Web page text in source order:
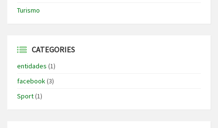
Turismo
CATEGORIES
entidades (1)
facebook(3)
Sport(1)